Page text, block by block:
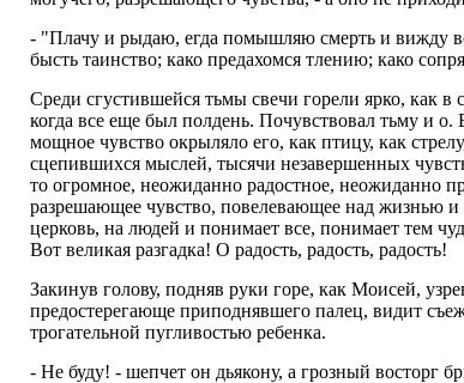
- "Плачу и рыдаю, егда помышляю смерть и вижду
бысть таинство; како предахомся тлению; како
Среди сгустившейся тьмы свечи горели ярко, как
когда все еще был полдень. Почувствовал тьму и о.
мощное чувство окрыляло его, как птицу, как
сцепившихся мыслей, тысячи незавершенных
то огромное, неожиданно радостное, неожиданно
разрешающее чувство, повелевающее над жизнью и
церковь, на людей и понимает все, понимает тем
Вот великая разгадка! О радость, радость, радость!
Закинув голову, подняв руки горе, как Моисей,
предостерегающе приподнявшего палец, видит
трогательной пугливостью ребенка.
- Не буду! - шепчет он дьякону, а грозный восторг